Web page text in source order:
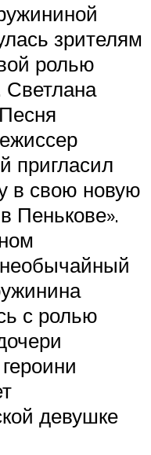
зрителям
ролью
Светлана
пригласил
в свою новую
Пенькове».
с ролью
девушке